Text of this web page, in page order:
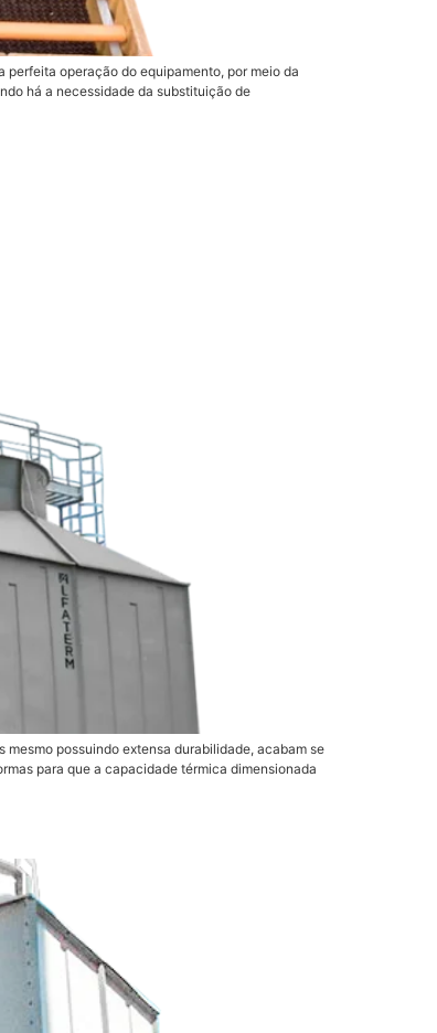
operação do equipamento, por meio da
há a necessidade da substituição de
possuindo extensa durabilidade, acabam se
para que a capacidade térmica dimensionada